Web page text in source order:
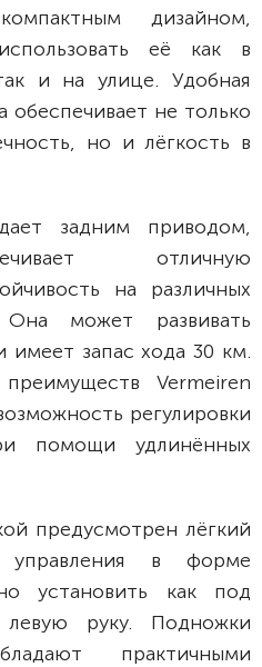
дизайном,
её как в
и на улице. Удобная
обеспечивает не только
но и лёгкость в
задним приводом,
отличную
на различных
Она может развивать
имеет запас хода 30 км.
Vermeiren
регулировки
помощи удлинённых
предусмотрен лёгкий
в форме
установить как под
руку. Подножки
практичными